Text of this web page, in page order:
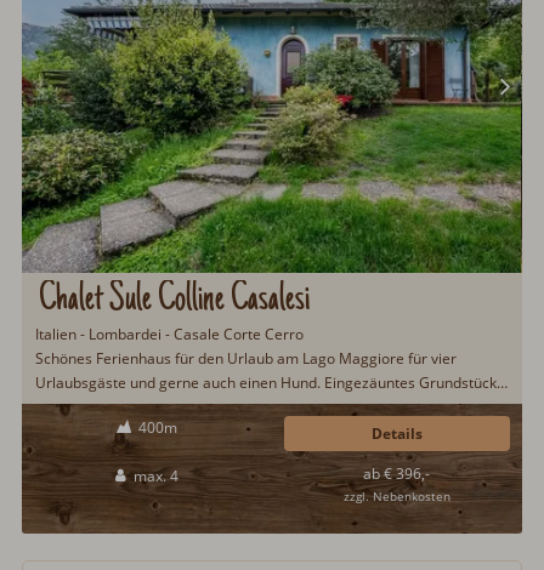
Chalet Sule Colline Casalesi
Italien - Lombardei - Casale Corte Cerro
Schönes Ferienhaus für den Urlaub am Lago Maggiore für vier
Urlaubsgäste und gerne auch einen Hund. Eingezäuntes Grundstück
mit 2.000qm Fläche. Gepflegter Garten mit großer möblierter
Terrasse und Ausblick auf die Berge der Lombardei. Das Ufer des
Lago Maggiore ist 6km vom Ferienhaus entfernt...
400m
max. 4 ab € 396,-
zzgl. Nebenkosten
Details